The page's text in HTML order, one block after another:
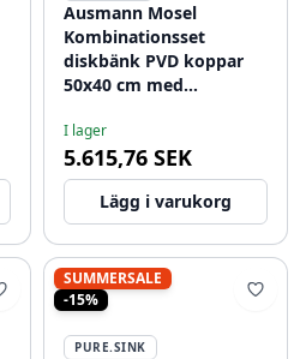
Ausmann Mosel
Kombinationsset
diskbänk PVD koppar
50x40 cm med
och rullmatta
1208972563
I lager
5.615,76 SEK
Lägg i varukorg
SUMMERSALE
-15%
PURE.SINK